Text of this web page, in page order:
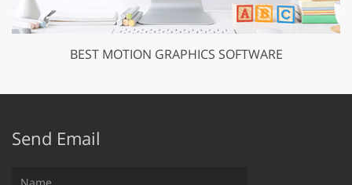
BEST MOTION GRAPHICS SOFTWARE
Send Email